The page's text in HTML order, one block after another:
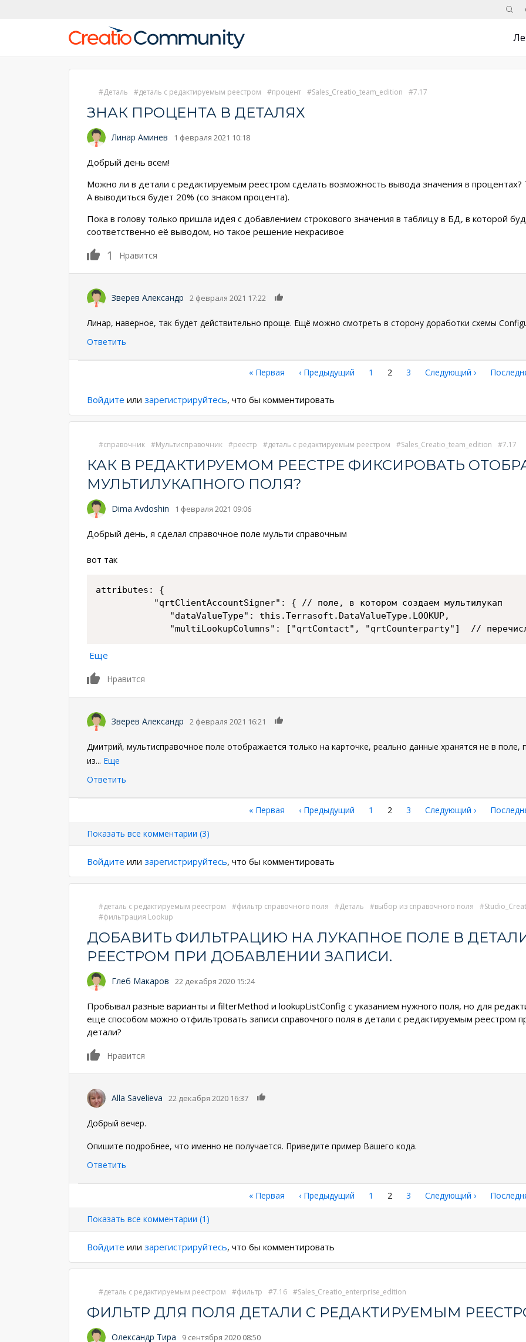
Деталь деталь с редактируемым реестром процент Sales_Creatio_team_edition 7.17
ЗНАК ПРОЦЕНТА В ДЕТАЛЯХ
Линар Аминев 1 февраля 2021 10:18
Добрый день всем!
Можно ли в детали с редактируемым реестром сделать возможность вывода значения в
А выводиться будет 20% (со знаком процента).
Пока в голову только пришла идея с добавлением строкового значения в таблицу в БД, в которой
соответственно её выводом, но такое решение некрасивое
1 Нравится
Зверев Александр 2 февраля 2021 17:22
Линар, наверное, так будет действительно проще. Ещё можно смотреть в сторону доработки схемы
Ответить
Первая
« Первая ←
‹ Предыдущий Страница
1
Текущая
2 Страница
3
Следующая
Следующий ›
Войдите или зарегистрируйтесь, что бы комментировать
справочник Мультисправочник реестр деталь с редактируемым реестром Sales_Creatio_team_edition 7.17
КАК В РЕДАКТИРУЕМОМ РЕЕСТРЕ ФИКСИРОВАТЬ
МУЛЬТИЛУКАПНОГО ПОЛЯ?
Dima Avdoshin 1 февраля 2021 09:06
Добрый день, я сделал справочное поле мульти справочным
вот так
attributes: {
           "qrtClientAccountSigner": { // поле, в котором создаем мультилукап
              "dataValueType": this.Terrasoft.DataValueType.LOOKUP,
"multiLookupColumns": ["qrtContact", "qrtCounterparty"]  //
Еще
0
Нравится
Зверев Александр 2 февраля 2021 16:21
Дмитрий, мультисправочное поле отображается только на карточке, реально данные хранятся не в
из... Еще
Ответить
страниц
Первая
« Первая ←
‹ Предыдущий Страница
1
Текущая
2 Страница
3
Следующая
Следующий ›
Показать все комментарии (3)
Войдите или зарегистрируйтесь, что бы комментировать
деталь с редактируемым реестром фильтр справочного поля Деталь выбор из справочного поля
фильтрация Lookup
ДОБАВИТЬ ФИЛЬТРАЦИЮ НА ЛУКАПНОЕ ПОЛЕ В
РЕЕСТРОМ ПРИ ДОБАВЛЕНИИ ЗАПИСИ.
Глеб Макаров 22 декабря 2020 15:24
Пробывал разные варианты и filterMethod и lookupListConfig с указанием нужного поля, но для
еще способом можно отфильтровать записи справочного поля в детали с редактируемым реестром
детали?
0
Нравится
Alla Savelieva 22 декабря 2020 16:37
Добрый вечер.
Опишите подробнее, что именно не получается. Приведите пример Вашего кода.
Ответить
страниц
Первая
« Первая ←
‹ Предыдущий Страница
1
Текущая
2 Страница
3
Следующая
Следующий ›
Показать все комментарии (1)
Войдите или зарегистрируйтесь, что бы комментировать
деталь с редактируемым реестром фильтр 7.16 Sales_Creatio_enterprise_edition
ФИЛЬТР ДЛЯ ПОЛЯ ДЕТАЛИ С РЕДАКТИРУЕМЫМ
Олександр Тира 9 сентября 2020 08:50